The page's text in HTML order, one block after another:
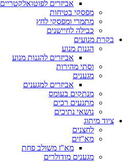
אביזרים לפוטואלקטריים
מפסקי בטיחות
מתמרי ומפסקי לחץ
כבילה לחיישנים
בקרת מנועים
הגנות מנוע
אביזרים להגנות מנוע
וסתי מהירות
מגענים
אביזרים למגענים
מנתקים בעומס
מתנעים רכים
נושאי נתיכים
ציוד מיתוג
לחצנים
מא"זים
מא"ז משולב פחת
מגענים מודולרים